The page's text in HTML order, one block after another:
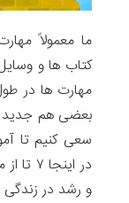
ما معمولاً
کتاب ها و
مهارت ها در
بعضی هم جدید
سعی کنیم تا
در
و رشد در